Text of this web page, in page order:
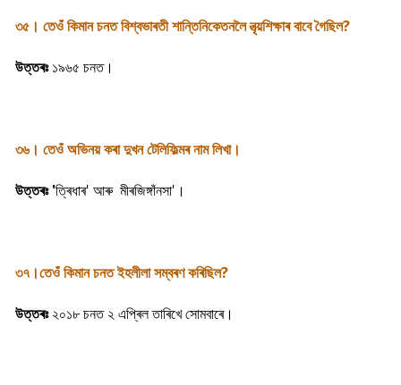
৩৫। তেওঁ কিমান চনত বিশ্বভাৰতী শান্তিনিকেতনলৈ নৃত্য়শিক্ষাৰ বাবে গৈছিল?
উত্তৰঃ১৯৬৫ চনত।
৩৬। তেওঁ অভিনয় কৰা দুখন টেলিফিল্মৰ নাম লিখা।
উত্তৰঃ 'ত্ৰিধাৰ' আৰু মীৰজিঙ্গাঁনসা'।
৩৭।তেওঁ কিমান চনত ইহলীলা সম্বৰণ কৰিছিল?
উত্তৰঃ২০১৮ চনত ২ এপ্ৰিল তাৰিখে সোমবাৰে।